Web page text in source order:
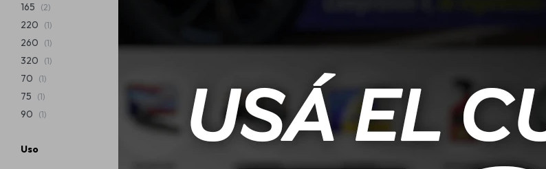
165 (2)
220 (1)
260 (1)
320 (1)
70 (1)
75 (1)
90 (1)
Uso